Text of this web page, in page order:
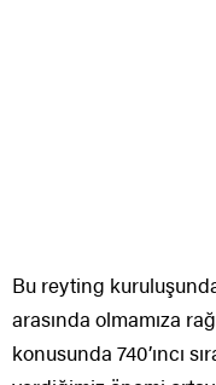
Bu reyting
arasında olmamıza
konusunda 740’ıncı